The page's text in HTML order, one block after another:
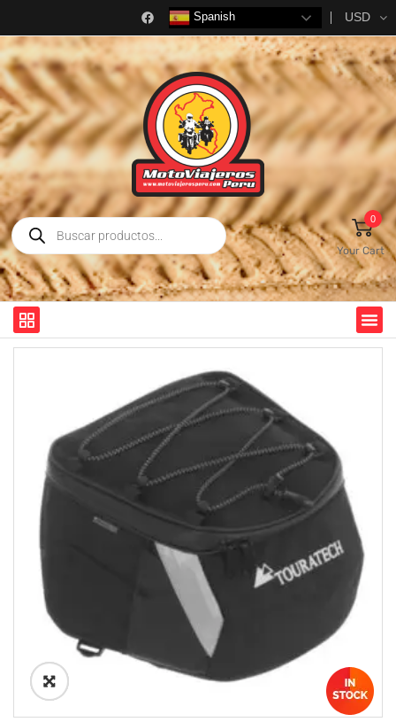
Spanish USD
0
Your Cart